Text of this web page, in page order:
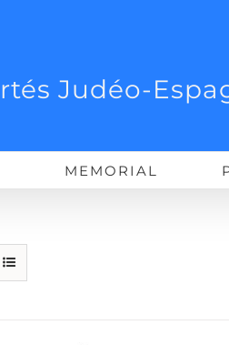
Judéo-
MEMORIAL